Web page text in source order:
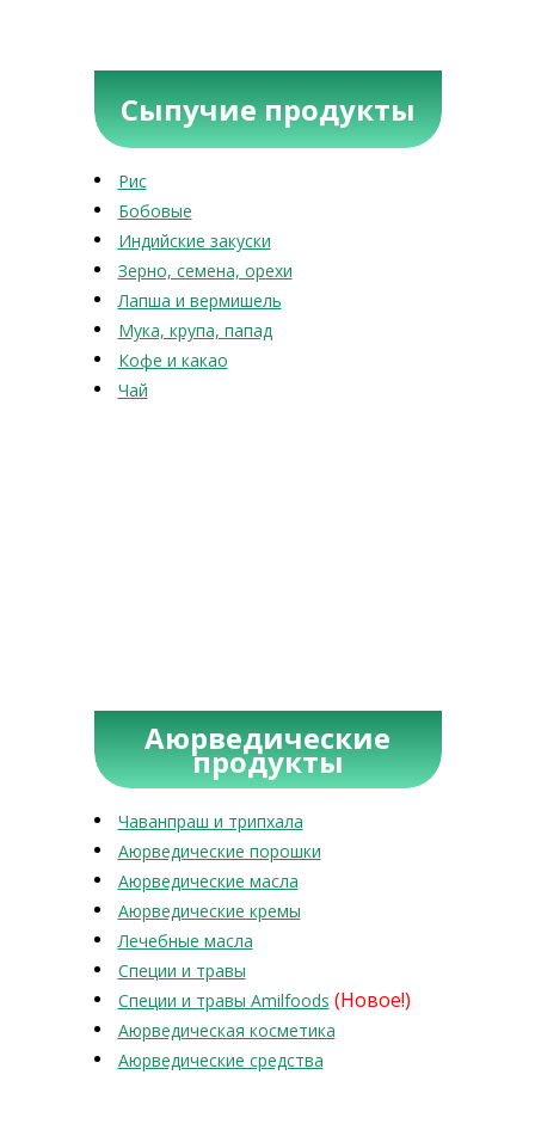
Сыпучие продукты
Рис
Бобовые
Индийские закуски
Зерно, семена, орехи
Лапша и вермишель
Мука, крупа, папад
Кофе и какао
Чай
Аюрведические
продукты
Чаванпраш и трипхала
Аюрведические порошки
Аюрведические масла
Аюрведические кремы
Лечебные масла
Специи и травы
Специи и травы Amilfoods (Новое!)
Аюрведическая косметика
Аюрведические средства